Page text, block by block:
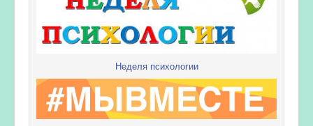
Неделя психологии